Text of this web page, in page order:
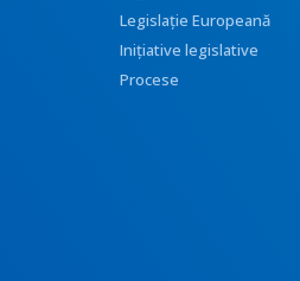
Legislație Europeană
Inițiative legislative
Procese